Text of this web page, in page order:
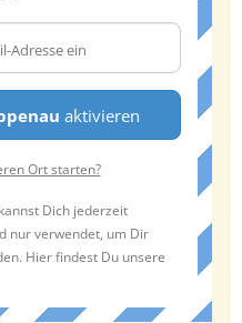
aktivieren
Ort starten?
Dich jederzeit
nur verwendet, um Dir
Hier findest Du unsere